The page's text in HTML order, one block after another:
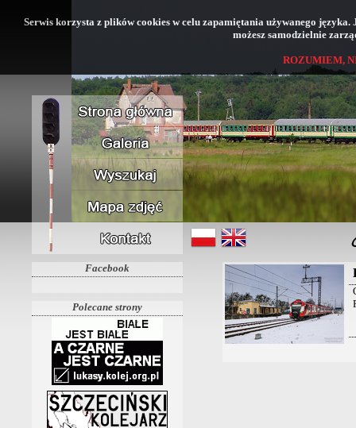
Serwis korzysta z plików cookies w celu zapamiętania używanego
możesz samodzielnie
ROZUMIEM,
Facebook
Polecane strony